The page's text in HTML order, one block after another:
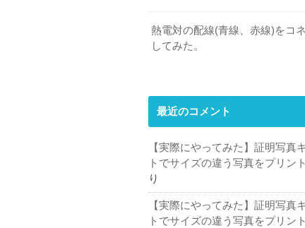
熱電対の配線(青線、赤線)をコ
してみた。
最近のコメント
【実際にやってみた】証明写
トでサイズの違う写真をプリント
り
【実際にやってみた】証明写
トでサイズの違う写真をプリント